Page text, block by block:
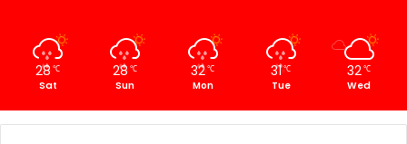
28 ℃
Sat
28 ℃
Sun
32℃
Mon
31℃
Tue
32℃
Wed